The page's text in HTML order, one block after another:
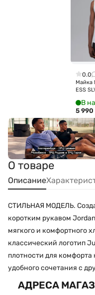
0.0
Майка
ESS
В
5 990
О товаре
Описание
СТИЛЬНАЯ МОДЕЛЬ.
коротким рукавом
мягкого и комфортного
классический логотип
плотности для
удобного сочетания с
АДРЕСА